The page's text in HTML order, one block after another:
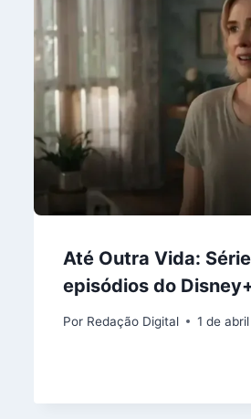
Até Outra Vida:
episódios do
Por Redação Digital 1 de